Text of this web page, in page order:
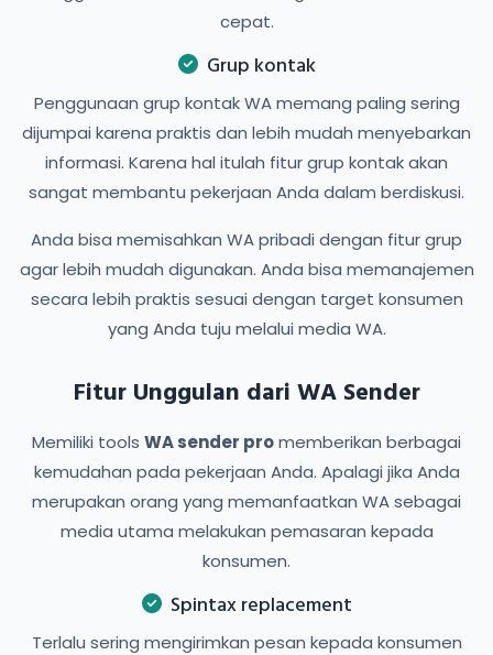
cepat.
Grup kontak
Penggunaan grup kontak WA memang paling sering
dijumpai karena praktis dan lebih mudah menyebarkan
informasi. Karena hal itulah fitur grup kontak akan
sangat membantu pekerjaan Anda dalam berdiskusi.
Anda bisa memisahkan WA pribadi dengan fitur grup
agar lebih mudah digunakan. Anda bisa memanajemen
secara lebih praktis sesuai dengan target konsumen
yang Anda tuju melalui media WA.
Fitur Unggulan dari WA Sender
Memiliki tools WA sender promemberikan berbagai
kemudahan pada pekerjaan Anda. Apalagi jika Anda
merupakan orang yang memanfaatkan WA sebagai
media utama melakukan pemasaran kepada
konsumen.
Spintax replacement
Terlalu sering mengirimkan pesan kepada konsumen